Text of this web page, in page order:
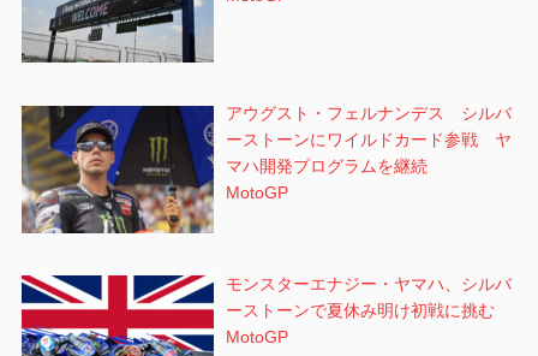
アウグスト・フェルナンデス シルバ
ーストーンにワイルドカード参戦 ヤ
マハ開発プログラムを継続
MotoGP
モンスターエナジー・ヤマハ、シルバ
ーストーンで夏休み明け初戦に挑む
MotoGP